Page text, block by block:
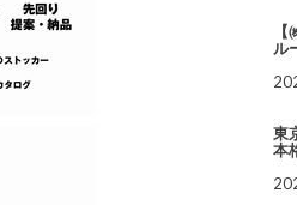
ル
東
本